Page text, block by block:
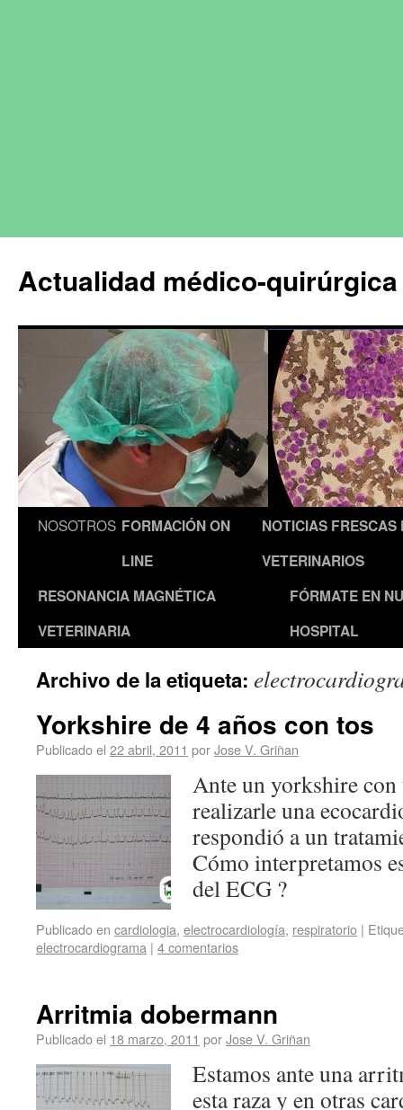
Actualidad médico-
NOSOTROS FORMACIÓN ON
LINE
NOTICIAS FRESCAS
VETERINARIOS
RESONANCIA MAGNÉTICA
VETERINARIA
FÓRMATE EN
HOSPITAL
Archivo de la etiqueta:
Yorkshire de 4 años con tos
Publicado el 22 abril, 2011 porJose V. Griñan
Ante un yorkshire con
realizarle una
respondió a un
Cómo interpretamos
del ECG ?
Publicado en cardiologia, electrocardiología, respiratorio |
electrocardiograma | 4 comentarios
Arritmia dobermann
Publicado el 18 marzo, 2011 porJose V. Griñan
Estamos ante una
esta raza y en otras